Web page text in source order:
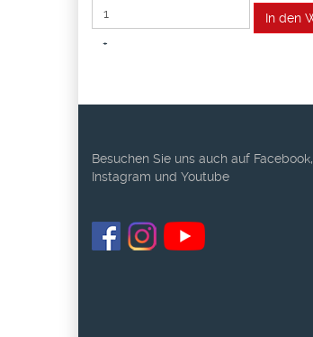
+
Besuchen Sie uns auch auf Facebook,
Instagram und Youtube